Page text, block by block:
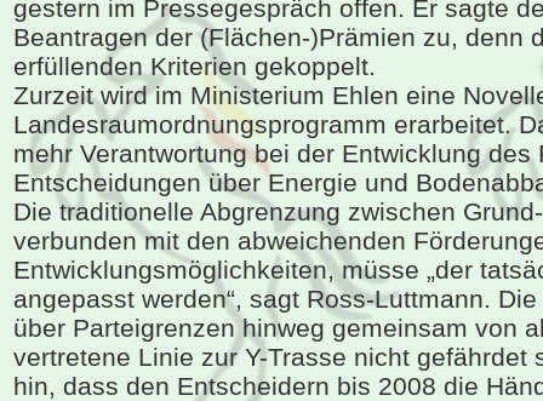
gestern im Pressegespräch offen. Er sagte
Beantragen der (Flächen-)Prämien zu, denn
erfüllenden Kriterien gekoppelt.
Zurzeit wird im Ministerium Ehlen eine
Landesraumordnungsprogramm erarbeitet.
mehr Verantwortung bei der Entwicklung
Entscheidungen über Energie und
Die traditionelle Abgrenzung zwischen
verbunden mit den abweichenden
Entwicklungsmöglichkeiten, müsse „der
angepasst werden“, sagt Ross-Luttmann.
über Parteigrenzen hinweg gemeinsam von
vertretene Linie zur Y-Trasse nicht gefährdet
hin, dass den Entscheidern bis 2008 die